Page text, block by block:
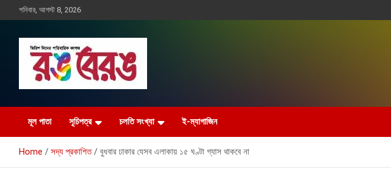
to
শনিবার, আগস্ট 8, 2026
রঙ বেরঙ
মূল পাতা সূচিপত্র চলতি সংখ্যা ই-ম্যাগাজিন
Home সদ্য প্রকাশিত বুধবার ঢাকার যেসব এলাকায় ১৫ ঘণ্টা গ্যাস থাকবে না